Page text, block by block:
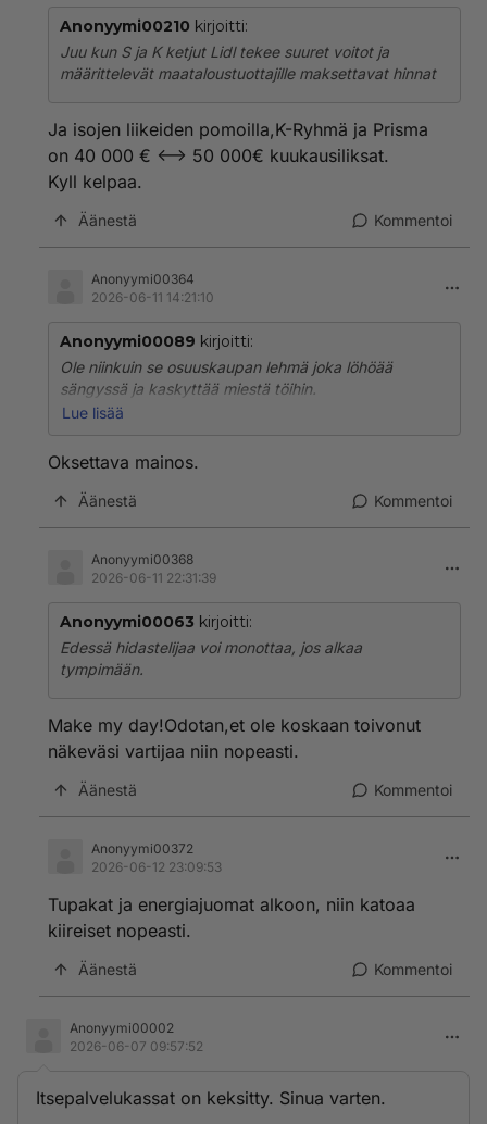
Anonyymi00210 kirjoitti:
Juu kun S ja K ketjut Lidl tekee suuret voitot ja
määrittelevät maataloustuottajille maksettavat hinnat
Ja isojen liikeiden pomoilla,K-Ryhmä ja Prisma
on 40 000 € <--> 50 000€ kuukausiliksat.
Kyll kelpaa.
Äänestä Kommentoi
Anonyymi00364
2026-06-11 14:21:10
Anonyymi00089 kirjoitti:
Ole niinkuin se osuuskaupan lehmä joka löhöää
sängyssä ja kaskyttää miestä töihin.
Itse näppäilee kauppaostokset nettiin.
Lue lisää
Oksettava mainos.
Äänestä Kommentoi
Anonyymi00368
2026-06-11 22:31:39
Anonyymi00063 kirjoitti:
Edessä hidastelijaa voi monottaa, jos alkaa
tympimään.
Make my day!Odotan,et ole koskaan toivonut
näkeväsi vartijaa niin nopeasti.
Äänestä Kommentoi
Anonyymi00372
2026-06-12 23:09:53
Tupakat ja energiajuomat alkoon, niin katoaa
kiireiset nopeasti.
Äänestä Kommentoi
Anonyymi00002
2026-06-07 09:57:52
Itsepalvelukassat on keksitty. Sinua varten.